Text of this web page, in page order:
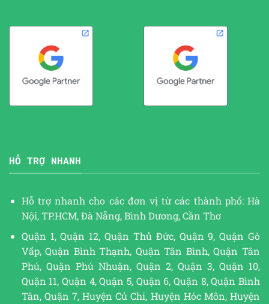
HỖ TRỢ NHANH
Hỗ trợ nhanh cho các đơn vị từ các thành phố: Hà
Nội, TP.HCM, Đà Nẵng, Bình Dương, Cần Thơ
Quận 1, Quận 12, Quận Thủ Đức, Quận 9, Quận Gò
Vấp, Quận Bình Thạnh, Quận Tân Bình, Quận Tân
Phú, Quận Phú Nhuận, Quận 2, Quận 3, Quận 10,
Quận 11, Quận 4, Quận 5, Quận 6, Quận 8, Quận Bình
Tân, Quận 7, Huyện Củ Chi, Huyện Hóc Môn, Huyện